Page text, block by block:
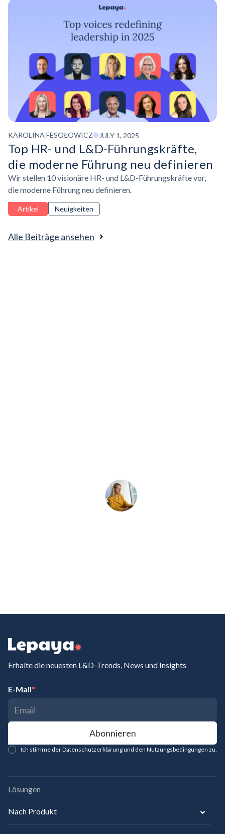
Alle Beiträge ansehen
KAROLINA FESOŁOWICZ JULY 1, 2025
Top HR- und L&D-Führungskräfte,
die moderne Führung neu definieren
Wir stellen 10 visionäre HR- und L&D-Führungskräfte vor,
die moderne Führung neu definieren.
Artikel Neuigkeiten
Erhalte die neuesten L&D-Trends, News und Insights
E-Mail*
Ich stimme der Datenschutzerklärung und den Nutzungsbedingungen zu.
Lösungen
Nach Produkt